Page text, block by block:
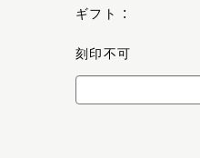
ギフト
刻印不可